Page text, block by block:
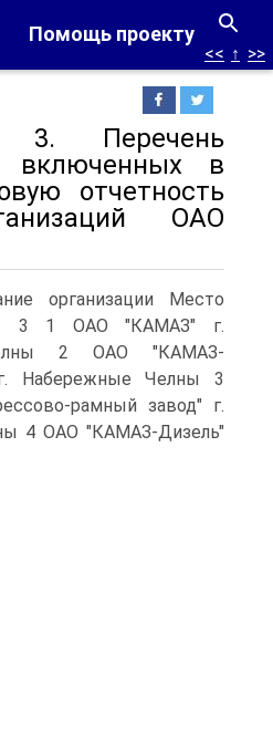
Помощь проекту
<< ↑ >>
3. Перечень
включенных в
отчетность
ОАО
организации Место
3 1 ОАО "КАМАЗ" г.
2 ОАО "КАМАЗ-
Набережные Челны 3
рамный завод" г.
4 ОАО "КАМАЗ-Дизель"